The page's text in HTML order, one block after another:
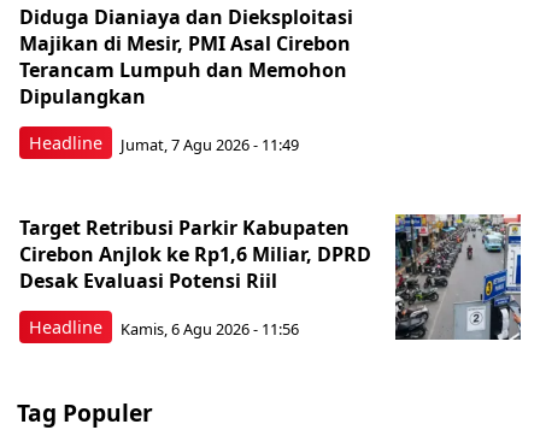
Headline
Diduga Dianiaya dan Dieksploitasi
Majikan di Mesir, PMI Asal Cirebon
Terancam Lumpuh dan Memohon
Dipulangkan
Jumat, 7 Agu 2026 - 11:49
Headline
Target Retribusi Parkir Kabupaten
Cirebon Anjlok ke Rp1,6 Miliar, DPRD
Desak Evaluasi Potensi Riil
Kamis, 6 Agu 2026 - 11:56
Tag Populer